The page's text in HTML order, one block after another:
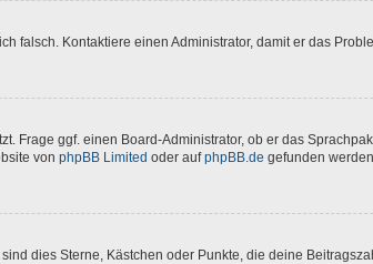
falsch. Kontaktiere einen Administrator, damit er das
Frage ggf. einen Board-Administrator, ob er das
von phpBB Limited oder aufphpBB.de gefunden
dies Sterne, Kästchen oder Punkte, die deine